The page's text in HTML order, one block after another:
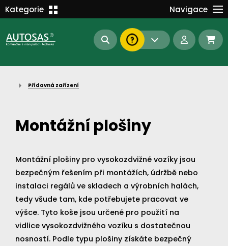
Kategorie
MANIPULAČNÍ TECHNIKA
BAGRY A MANIPULÁTORY
S-BAT ENERGY
náhradní díly stroje skladem půjčovna
Navigace
Kontakt
Přídavná zařízení
Montážní plošiny
Montážní plošiny pro vysokozdvižné vozíky jsou
bezpečným řešením při montážích, údržbě nebo
instalaci regálů ve skladech a výrobních halách,
tedy všude tam, kde potřebujete pracovat ve
výšce. Tyto koše jsou určené pro použití na
vidlice vysokozdvižného vozíku s dostatečnou
nosností. Podle typu plošiny získáte bezpečný